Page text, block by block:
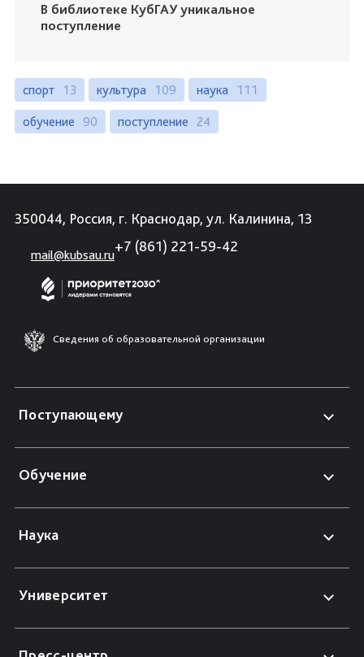
В библиотеке КубГАУ уникальное
поступление
спорт 13 культура 109 наука 111
обучение 90 поступление 24
350044, Россия, г. Краснодар, ул. Калинина, 13
mail@kubsau.ru
+7 (861) 221-59-42
Сведения об образовательной организации
Поступающему
Обучение
Наука
Университет